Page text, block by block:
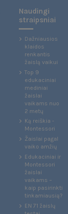
Naudingi
straipsniai
Dažniausios
klaidos
renkantis
žaislą vaikui
Top 9
edukaciniai
mediniai
žaislai
vaikams nuo
2 metų
Ką reiškia -
Montessori
Žaislai pagal
vaiko amžių
Edukaciniai ir
Montessori
žaislai
vaikams –
kaip pasirinkti
tinkamiausią?
EN 71 žaislų